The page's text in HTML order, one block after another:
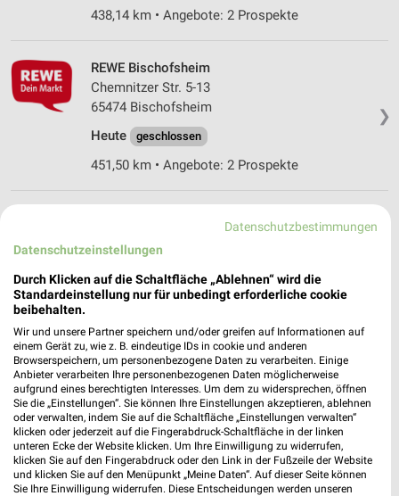
438,14 km • Angebote: 2 Prospekte
❯
REWE Bischofsheim
Chemnitzer Str. 5-13
65474 Bischofsheim
Heute
geschlossen
451,50 km • Angebote: 2 Prospekte
65462 Ginsheim-Gustavsburg
Heute geschlossen
REWE Kriftel
Hattersheimer Str. 3-5
65830 Kriftel
Heute geschlossen
437,34 km • Angebote: 2 Prospekte
Datenschutzbestimmungen
Datenschutzeinstellungen
Durch Klicken auf die Schaltfläche „Ablehnen“ wird die
Standardeinstellung nur für unbedingt erforderliche cookie
beibehalten.
Wir und unsere Partner speichern und/oder greifen auf Informationen auf
einem Gerät zu, wie z. B. eindeutige IDs in cookie und anderen
Browserspeichern, um personenbezogene Daten zu verarbeiten. Einige
Anbieter verarbeiten Ihre personenbezogenen Daten möglicherweise
aufgrund eines berechtigten Interesses. Um dem zu widersprechen, öffnen
Sie die „Einstellungen“. Sie können Ihre Einstellungen akzeptieren, ablehnen
oder verwalten, indem Sie auf die Schaltfläche „Einstellungen verwalten“
klicken oder jederzeit auf die Fingerabdruck-Schaltfläche in der linken
unteren Ecke der Website klicken. Um Ihre Einwilligung zu widerrufen,
klicken Sie auf den Fingerabdruck oder den Link in der Fußzeile der Website
und klicken Sie auf den Menüpunkt „Meine Daten“. Auf dieser Seite können
Sie Ihre Einwilligung widerrufen. Diese Entscheidungen werden unseren